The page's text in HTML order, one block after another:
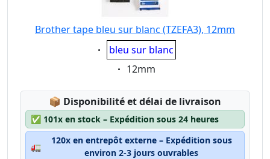
Brother tape bleu sur blanc (TZEFA3), 12mm
Eigenschaft:
bleu sur blanc
Eigenschaft:
12mm
📦 Lagerstatus:
Disponibilité et délai de livraison
✅ 101x en stock – Expédition sous 24 heures
🚛
120x en entrepôt externe – Expédition sous
environ 2-3 jours ouvrables